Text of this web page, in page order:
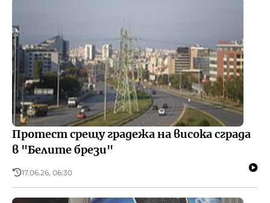
Протест срещу градежа на висока сграда
в "Белите брези"
17.06.26, 06:30